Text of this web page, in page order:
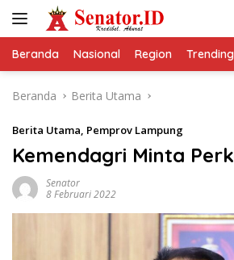
Beranda Nasional Region Trending
Beranda Berita Utama
Berita Utama, Pemprov Lampung
Kemendagri Minta
Senator
8 Februari 2022